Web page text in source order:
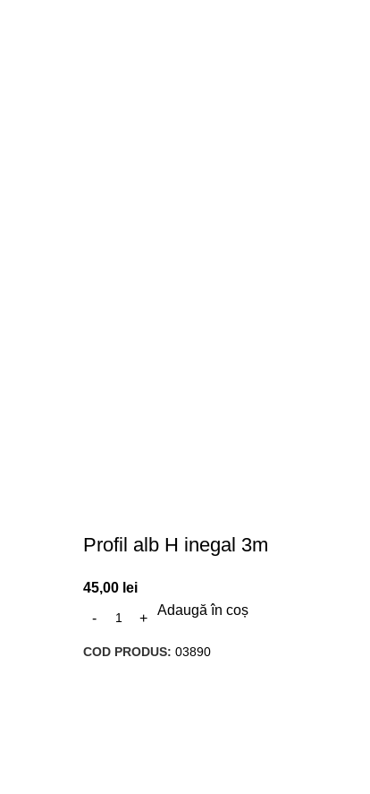
Profil alb H inegal 3m
45,00 lei
Adaugă în coș
COD PRODUS: 03890